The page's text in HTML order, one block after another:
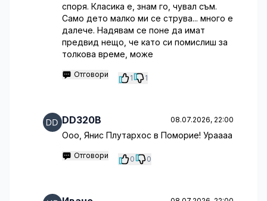
споря. Класика е, знам го, чувал съм.
Само дето малко ми се струва... много е
далече. Надявам се поне да имат
предвид нещо, че като си помислиш за
толкова време, може
Отговори 1 1
DD320B 08.07.2026, 22:00
Ооо, Янис Плутархос в Поморие! Ураааа
Отговори 0 0